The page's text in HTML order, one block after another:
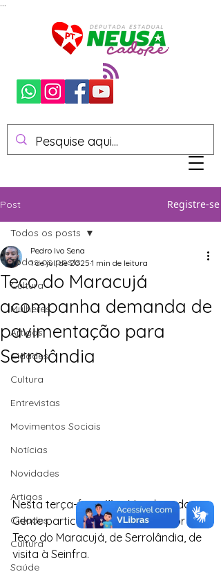
Post Registre-se
Todos os posts
Cultura
Mulheres
Artigos
Cidades
Cultura
Entrevistas
Movimentos Sociais
Notícias
Novidades
Artigos
Cidades
Cultura
Saúde
Todos os posts
Teco do Maracujá
acompanha demanda de
pavimentação para
Serrolândia
Pedro Ivo Sena
1 de jul. de 2025 1 min de leitura
Nesta terça-feira (1) o Mandato da
Gente participou, com o vereador
Teco do Maracujá, de Serrolândia, de
visita à Seinfra.